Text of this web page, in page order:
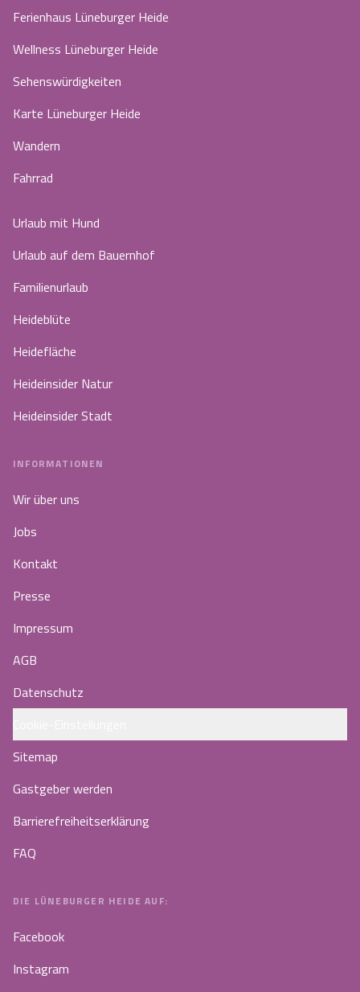
Ferienhaus Lüneburger Heide
Wellness Lüneburger Heide
Sehenswürdigkeiten
Karte Lüneburger Heide
Wandern
Fahrrad
Urlaub mit Hund
Urlaub auf dem Bauernhof
Familienurlaub
Heideblüte
Heidefläche
Heideinsider Natur
Heideinsider Stadt
INFORMATIONEN
Wir über uns
Jobs
Kontakt
Presse
Impressum
AGB
Datenschutz
Sitemap
Gastgeber werden
Barrierefreiheitserklärung
FAQ
DIE LÜNEBURGER HEIDE AUF:
Facebook
Instagram